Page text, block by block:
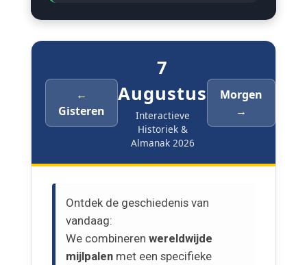
←
Gisteren
7
Augustus
Interactieve
Historiek &
Almanak 2026
Morgen
→
Ontdek de geschiedenis van
vandaag:
We combineren wereldwijde
mijlpalen met een specifieke